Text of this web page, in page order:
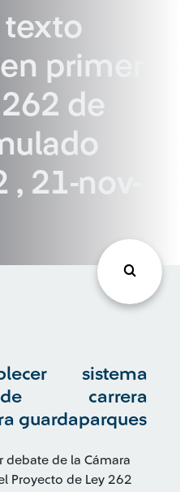
texto
primer
de
21-nov-
sistema
carrera
guardaparques
debate de la Cámara
Proyecto de Ley 262